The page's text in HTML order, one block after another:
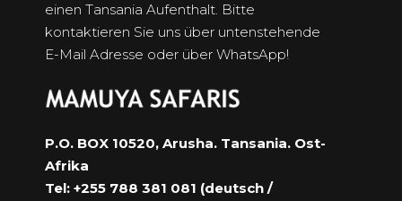
einen Tansania Aufenthalt. Bitte
kontaktieren Sie uns über untenstehende
E-Mail Adresse oder über WhatsApp!
P.O. BOX 10520, Arusha. Tansania. Ost-
Afrika
Tel: +255 788 381 081 (deutsch /